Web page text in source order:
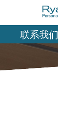
联系我们